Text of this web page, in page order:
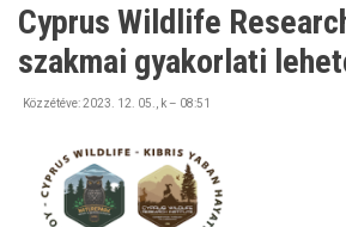
Cyprus Wildlife
szakmai gyakorlati
Közzétéve:2023. 12. 05., k – 08:51